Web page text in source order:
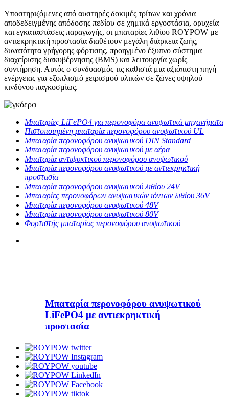
Υποστηριζόμενες από αυστηρές δοκιμές τρίτων και χρόνια
αποδεδειγμένης απόδοσης πεδίου σε χημικά εργοστάσια, ορυχεία
και εγκαταστάσεις παραγωγής, οι μπαταρίες λιθίου ROYPOW με
αντιεκρηκτική προστασία διαθέτουν μεγάλη διάρκεια ζωής,
δυνατότητα γρήγορης φόρτισης, προηγμένο έξυπνο σύστημα
διαχείρισης διακυβέρνησης (BMS) και λειτουργία χωρίς
συντήρηση. Αυτός ο συνδυασμός τις καθιστά μια αξιόπιστη πηγή
ενέργειας για εξοπλισμό χειρισμού υλικών σε ζώνες υψηλού
κινδύνου παγκοσμίως.
Μπαταρίες LiFePO4 για περονοφόρα ανυψωτικά μηχανήματα
Πιστοποιημένη μπαταρία περονοφόρου ανυψωτικού UL
Μπαταρία περονοφόρου ανυψωτικού DIN Standard
Μπαταρία περονοφόρου ανυψωτικού με αέρα
Μπαταρία αντιψυκτικού περονοφόρου ανυψωτικού
Μπαταρία περονοφόρου ανυψωτικού με αντιεκρηκτική
προστασία
Μπαταρία περονοφόρου ανυψωτικού λιθίου 24V
Μπαταρίες περονοφόρων ανυψωτικών ιόντων λιθίου 36V
Μπαταρία περονοφόρου ανυψωτικού 48V
Μπαταρία περονοφόρου ανυψωτικού 80V
Φορτιστής μπαταρίας περονοφόρου ανυψωτικού
Μπαταρία περονοφόρου ανυψωτικού
LiFePO4 με αντιεκρηκτική
προστασία